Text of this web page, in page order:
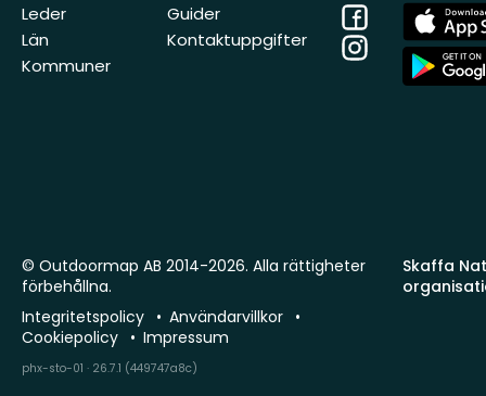
Leder
Län
Kommuner
Guider
Kontaktuppgifter
Facebook
Instagram
App
Store
App
Store
Skaffa
© Outdoormap AB 2014-2026. Alla rättigheter
förbehållna.
Integritetspolicy
Användarvillkor
Cookiepolicy
Impressum
phx-sto-01 · 26.7.1 (449747a8c)